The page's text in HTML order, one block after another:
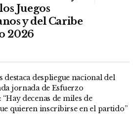
Juegos
y del Caribe
2026
destaca despliegue nacional del
jornada de Esfuerzo
decenas de miles de
quieren inscribirse en el partido”